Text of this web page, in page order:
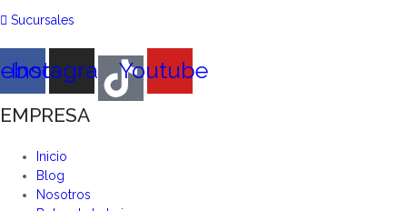
Sucursales
InstagramYoutube
EMPRESA
Inicio
Blog
Nosotros